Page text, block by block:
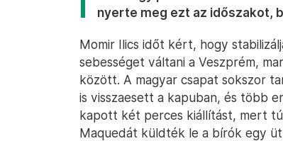
nyerte meg ezt az időszakot,
Momir Ilics időt kért, hogy
sebességet váltani a Veszprém,
között. A magyar csapat sokszor
is visszaesett a kapuban, és több
kapott két perces kiállítást, mert
Maquedát küldték le a bírók egy